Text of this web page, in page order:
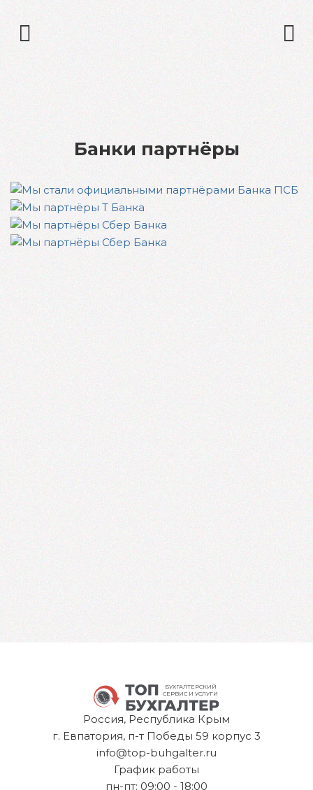
Банки партнёры
БУХГАЛТЕРСКИЙ
СЕРВИС И УСЛУГИ
Россия, Республика Крым
г. Евпатория, п-т Победы 59 корпус 3
info@top-buhgalter.ru
График работы
пн-пт: 09:00 - 18:00